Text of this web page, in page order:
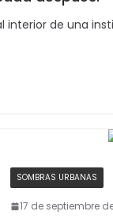
interior de una
SOMBRAS URBANAS
17 de septiembre